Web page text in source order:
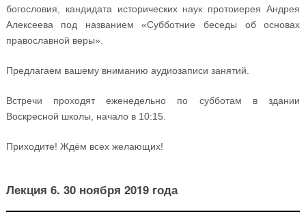
богословия, кандидата исторических наук протоиерея Андрея
Алексеева под названием «Субботние беседы об основах
православной веры».
Предлагаем вашему вниманию аудиозаписи занятий.
Встречи проходят еженедельно по субботам в здании
Воскресной школы, начало в 10:15.
Приходите! Ждём всех желающих!
Лекция 6. 30 ноября 2019 года